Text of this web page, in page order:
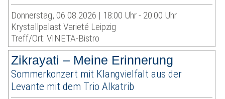
Donnerstag, 06.08.2026 | 18:00 Uhr - 20:00 Uhr
Krystallpalast Varieté Leipzig
Treff/Ort: VINETA-Bistro
Zikrayati – Meine Erinnerung
Sommerkonzert mit Klangvielfalt aus der
Levante mit dem Trio Alkatrib